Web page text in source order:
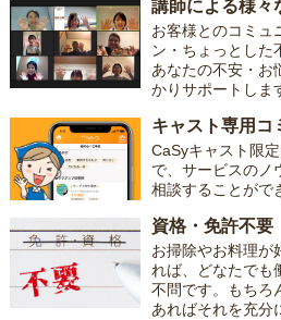
講師による様々
お客様とのコミュ
ン・ちょっとした
あなたの不安・お
かりサポートしま
キャスト専用コ
CaSyキャスト限
で、サービスのノ
相談することがで
資格・免許不要
お掃除やお料理が
れば、どなたでも
不問です。もちろ
あればそれを充分